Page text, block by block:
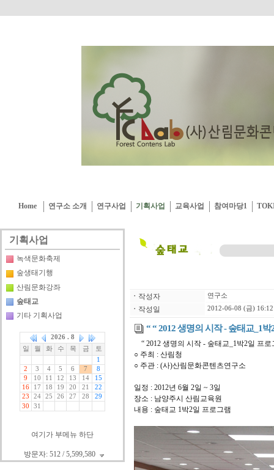
Home 연구소 소개 연구사업 기획사업 교육사업 참여마당1
기획사업
녹색문화축제
숲생태기행
산림문화강좌
숲태교
기타 기획사업
여기가 부메뉴 하단
방문자: 512 / 5,599,580
ㆍ 작성자 연구소
ㆍ 작성일 2012-06-08 (금) 16:12
“ “ 2012 생명의 시작 - 숲태교_1
“ 2012 생명의 시작 - 숲태교_1박2일 프로
○ 주최 : 산림청
○ 주관 : (사)산림문화콘텐츠연구소
일정 : 2012년 6월 2일 ~ 3일
장소 : 남양주시 산림교육원
내용 : 숲태교 1박2일 프로그램